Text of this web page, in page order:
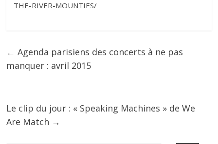
THE-RIVER-MOUNTIES/
← Agenda parisiens des concerts à ne pas
manquer : avril 2015
Le clip du jour : « Speaking Machines » de We
Are Match →